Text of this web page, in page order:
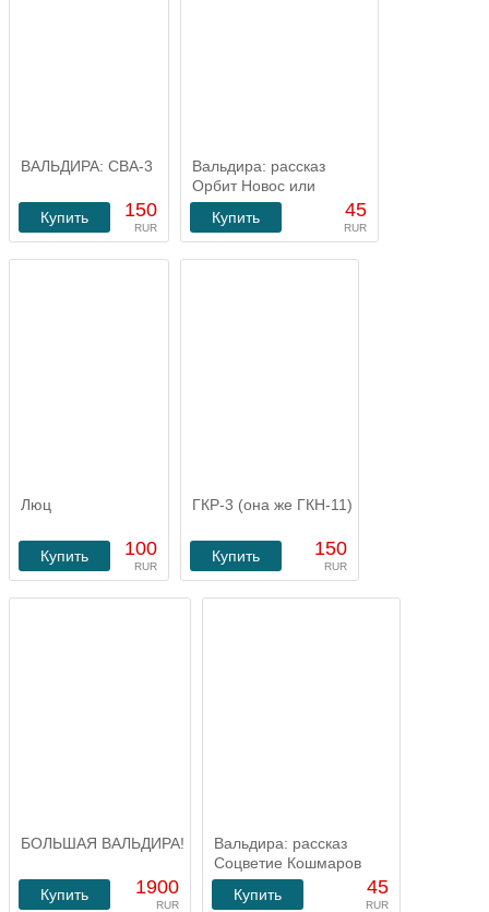
ВАЛЬДИРА: СВА-3
150
RUR
Купить
Вальдира: рассказ
Орбит Новос или
Снежная арена.
45
RUR
Купить
Люц
100
RUR
Купить
ГКР-3 (она же ГКН-11)
150
RUR
Купить
БОЛЬШАЯ ВАЛЬДИРА!
1900
RUR
Купить
Вальдира: рассказ
Соцветие Кошмаров
45
RUR
Купить